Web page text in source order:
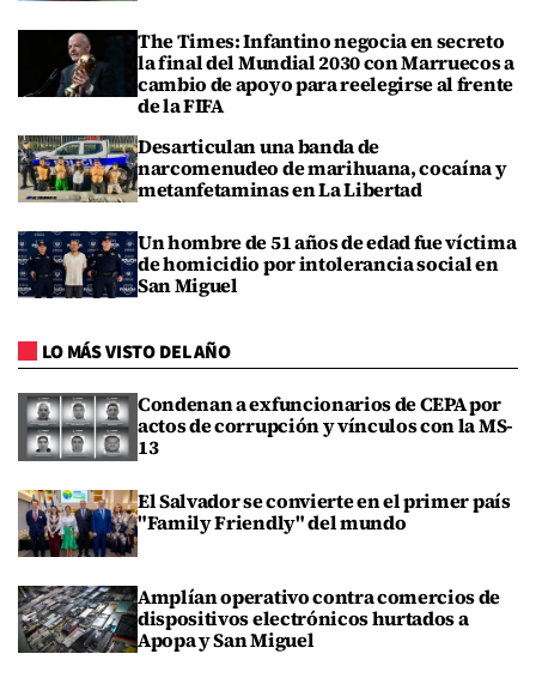
The Times: Infantino negocia en secreto
la final del Mundial 2030 con Marruecos a
cambio de apoyo para reelegirse al frente
de la FIFA
Desarticulan una banda de
narcomenudeo de marihuana, cocaína y
metanfetaminas en La Libertad
Un hombre de 51 años de edad fue víctima
de homicidio por intolerancia social en
San Miguel
LO MÁS VISTO DEL AÑO
Condenan a exfuncionarios de CEPA por
actos de corrupción y vínculos con la MS-
13
El Salvador se convierte en el primer país
"Family Friendly" del mundo
Amplían operativo contra comercios de
dispositivos electrónicos hurtados a
Apopa y San Miguel